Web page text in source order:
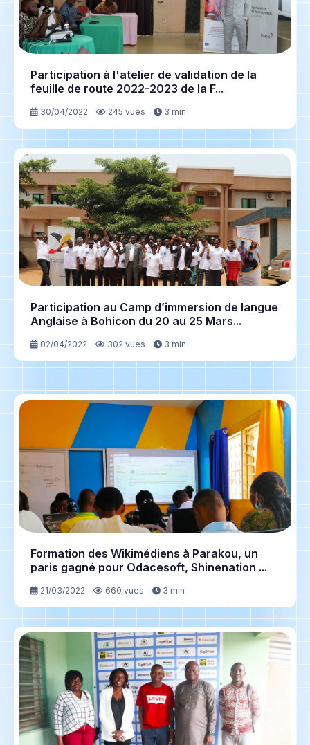
Participation à l'atelier de validation de la
feuille de route 2022-2023 de la F...
30/04/2022 245 vues 3 min
Participation au Camp d’immersion de langue
Anglaise à Bohicon du 20 au 25 Mars...
02/04/2022 302 vues 3 min
Formation des Wikimédiens à Parakou, un
paris gagné pour Odacesoft, Shinenation ...
21/03/2022 660 vues 3 min